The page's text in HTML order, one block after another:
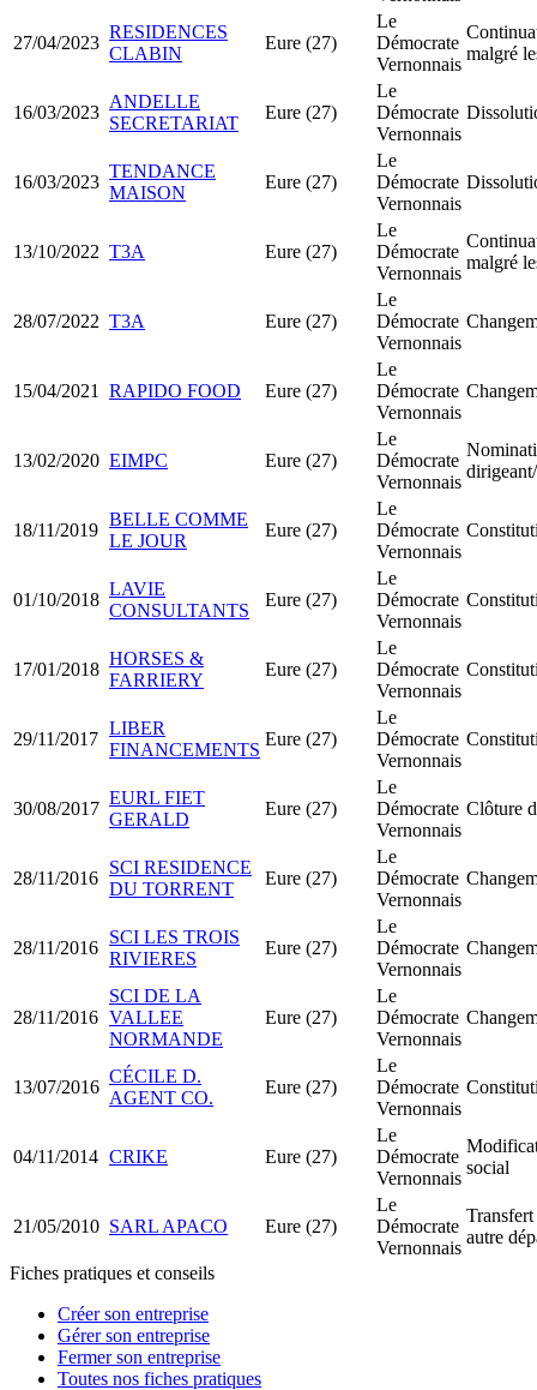
27/04/2023
RESIDENCES
CLABIN
Eure (27)
Le
Démocrate
Vernonnais
malgré
16/03/2023
ANDELLE
SECRETARIAT
Eure (27)
Le
Démocrate
Vernonnais
16/03/2023
TENDANCE
MAISON
Eure (27)
Le
Démocrate
Vernonnais
13/10/2022 T3A Eure (27)
Le
Démocrate
Vernonnais
malgré
28/07/2022 T3A Eure (27)
Le
Démocrate
Vernonnais
15/04/2021 RAPIDO FOOD Eure (27)
Le
Démocrate
Vernonnais
13/02/2020 EIMPC Eure (27)
Le
Démocrate
Vernonnais
18/11/2019
BELLE COMME
LE JOUR
Eure (27)
Le
Démocrate
Vernonnais
01/10/2018
LAVIE
CONSULTANTS
Eure (27)
Le
Démocrate
Vernonnais
17/01/2018
HORSES &
FARRIERY
Eure (27)
Le
Démocrate
Vernonnais
29/11/2017
LIBER
FINANCEMENTS
Eure (27)
Le
Démocrate
Vernonnais
30/08/2017
EURL FIET
GERALD
Eure (27)
Le
Démocrate
Vernonnais
Clôture
28/11/2016
SCI RESIDENCE
DU TORRENT
Eure (27)
Le
Démocrate
Vernonnais
28/11/2016
SCI LES TROIS
RIVIERES
Eure (27)
Le
Démocrate
Vernonnais
28/11/2016
SCI DE LA
VALLEE
NORMANDE
Eure (27)
Le
Démocrate
Vernonnais
13/07/2016
CÉCILE D.
AGENT CO.
Eure (27)
Le
Démocrate
Vernonnais
04/11/2014 CRIKE Eure (27)
Le
Démocrate
Vernonnais
social
21/05/2010 SARL APACO Eure (27)
Le
Démocrate
Vernonnais
autre
Fiches pratiques et conseils
Créer son entreprise
Gérer son entreprise
Fermer son entreprise
Toutes nos fiches pratiques